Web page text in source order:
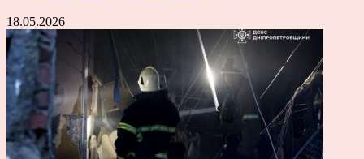
18.05.2026